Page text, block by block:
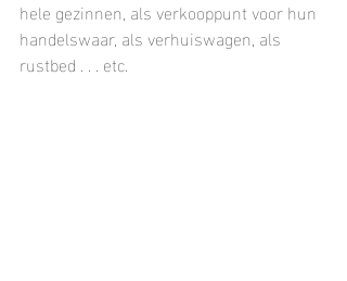
hele gezinnen, als verkooppunt voor hun
handelswaar, als verhuiswagen, als
rustbed . . . etc.